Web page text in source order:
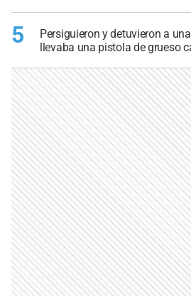
5
Persiguieron y detuvieron a
llevaba una pistola de grueso